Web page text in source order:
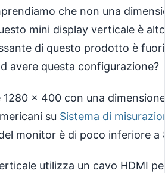
che non una
mini display verticale è
di questo prodotto è
avere questa configurazione?
1280 x 400 con una
su Sistema di
monitor è di poco inferiore a
utilizza un cavo HDMI